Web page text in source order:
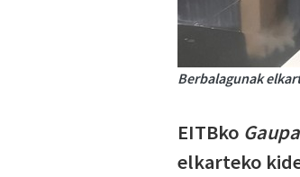
Berbalagunak
EITBko
elkarteko